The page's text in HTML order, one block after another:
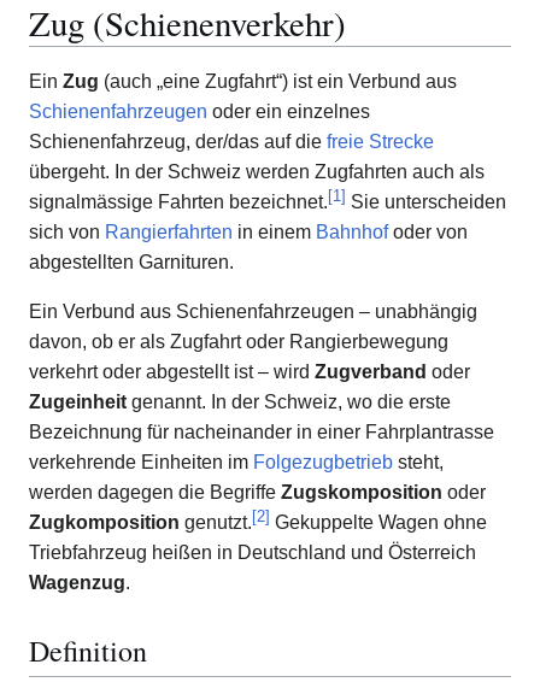
Zug (Schienenverkehr)
Ein Zug (auch „eine Zugfahrt“) ist ein Verbund aus
Schienenfahrzeugen oder ein einzelnes
Schienenfahrzeug, der/das auf die freie Strecke
übergeht. In der Schweiz werden Zugfahrten auch als
signalmässige Fahrten bezeichnet.[1] Sie unterscheiden
sich von Rangierfahrten in einem Bahnhofoder von
abgestellten Garnituren.
Ein Verbund aus Schienenfahrzeugen – unabhängig
davon, ob er als Zugfahrt oder Rangierbewegung
verkehrt oder abgestellt ist – wird Zugverband oder
Zugeinheit genannt. In der Schweiz, wo die erste
Bezeichnung für nacheinander in einer Fahrplantrasse
verkehrende Einheiten im Folgezugbetrieb steht,
werden dagegen die Begriffe Zugskomposition oder
Zugkomposition genutzt.[2] Gekuppelte Wagen ohne
Triebfahrzeug heißen in Deutschland und Österreich
Wagenzug.
Definition